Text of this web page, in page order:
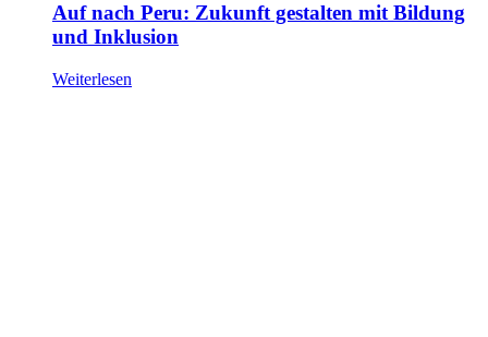
Auf nach Peru: Zukunft gestalten mit Bildung
und Inklusion
Weiterlesen